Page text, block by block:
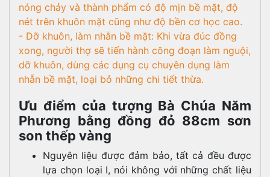
nóng chảy và thành phẩm có độ mịn bề mặt, độ
nét trên khuôn mặt cũng như độ bền cơ học cao.
- Dỡ khuôn, làm nhẫn bề mặt: Khi vừa đúc đồng
xong, người thợ sẽ tiến hành công đoạn làm nguội,
dỡ khuôn, dùng các dụng cụ chuyên dụng làm
nhẵn bề mặt, loại bỏ những chi tiết thừa.
Ưu điểm của tượng Bà Chúa Năm
Phương bằng đồng đỏ 88cm sơn
son thếp vàng
Nguyên liệu được đảm bảo, tất cả đều được
lựa chọn loại I, nói không với những chất liệu